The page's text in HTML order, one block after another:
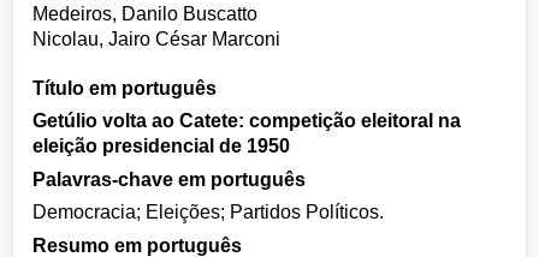
Medeiros, Danilo Buscatto
Nicolau, Jairo César Marconi
Título em português
Getúlio volta ao Catete: competição eleitoral na
eleição presidencial de 1950
Palavras-chave em português
Democracia; Eleições; Partidos Políticos.
Resumo em português